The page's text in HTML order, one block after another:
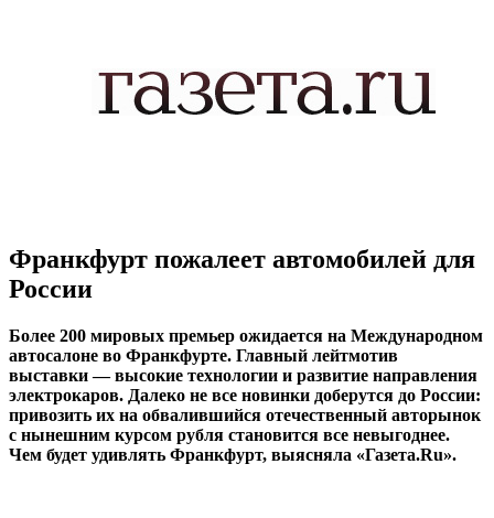
Франкфурт пожалеет автомобилей для
России
Более 200 мировых премьер ожидается на Международном
автосалоне во Франкфурте. Главный лейтмотив
выставки — высокие технологии и развитие направления
электрокаров. Далеко не все новинки доберутся до России:
привозить их на обвалившийся отечественный авторынок
с нынешним курсом рубля становится все невыгоднее.
Чем будет удивлять Франкфурт, выясняла «Газета.Ru».